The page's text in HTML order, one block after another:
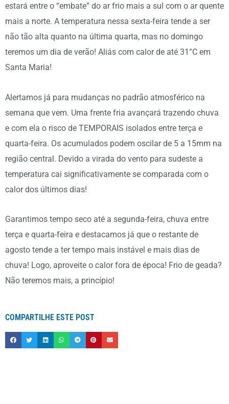
estará entre o “embate” do ar frio mais a sul com o ar quente
mais a norte. A temperatura nessa sexta-feira tende a ser
não tão alta quanto na última quarta, mas no domingo
teremos um dia de verão! Aliás com calor de até 31°C em
Santa Maria!
Alertamos já para mudanças no padrão atmosférico na
semana que vem. Uma frente fria avançará trazendo chuva
e com ela o risco de TEMPORAIS isolados entre terça e
quarta-feira. Os acumulados podem oscilar de 5 a 15mm na
região central. Devido a virada do vento para sudeste a
temperatura cai significativamente se comparada com o
calor dos últimos dias!
Garantimos tempo seco até a segunda-feira, chuva entre
terça e quarta-feira e destacamos já que o restante de
agosto tende a ter tempo mais instável e mais dias de
chuva! Logo, aproveite o calor fora de época! Frio de geada?
Não teremos mais, a princípio!
COMPARTILHE ESTE POST